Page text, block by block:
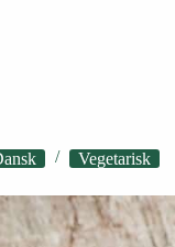
Vegetarisk